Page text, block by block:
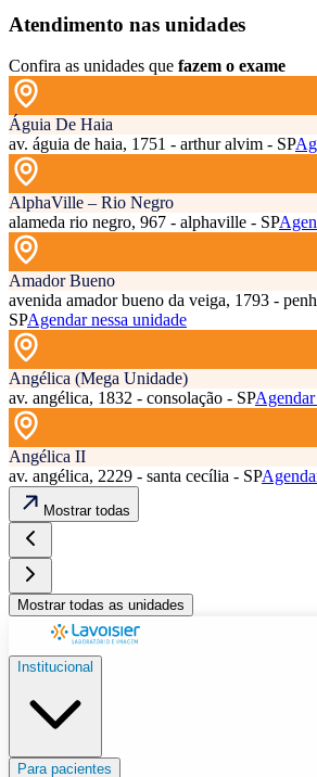
Atendimento nas unidades
Confira as unidades que fazem o exame
Águia De Haia
av. águia de haia, 1751 - arthur alvim - SP
AlphaVille – Rio Negro
alameda rio negro, 967 - alphaville - SP
Amador Bueno
avenida amador bueno da veiga, 1793 -
SPAgendar nessa unidade
Angélica (Mega Unidade)
av. angélica, 1832 - consolação - SPAgendar
Angélica II
av. angélica, 2229 - santa cecília - SP
Mostrar todas
Mostrar todas as unidades
Institucional
Para pacientes